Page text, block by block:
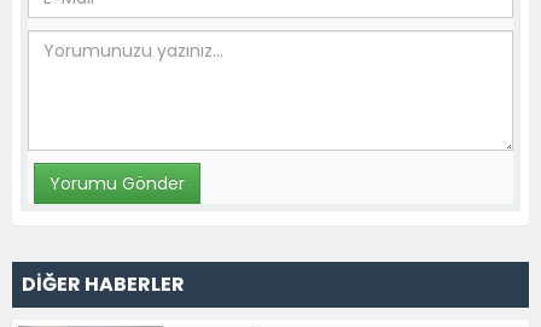
DİĞER HABERLER